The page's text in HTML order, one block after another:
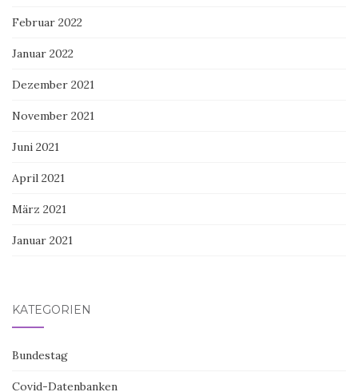
Februar 2022
Januar 2022
Dezember 2021
November 2021
Juni 2021
April 2021
März 2021
Januar 2021
KATEGORIEN
Bundestag
Covid-Datenbanken